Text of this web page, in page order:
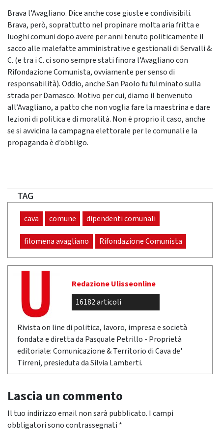
Brava l’Avagliano. Dice anche cose giuste e condivisibili.
Brava, però, soprattutto nel propinare molta aria fritta e
luoghi comuni dopo avere per anni tenuto politicamente il
sacco alle malefatte amministrative e gestionali di Servalli &
C. (e tra i C. ci sono sempre stati finora l’Avagliano con
Rifondazione Comunista, ovviamente per senso di
responsabilità). Oddio, anche San Paolo fu fulminato sulla
strada per Damasco. Motivo per cui, diamo il benvenuto
all’Avagliano, a patto che non voglia fare la maestrina e dare
lezioni di politica e di moralità. Non è proprio il caso, anche
se si avvicina la campagna elettorale per le comunali e la
propaganda è d’obbligo.
TAG
cava comune dipendenti comunali
filomena avagliano Rifondazione Comunista
Redazione Ulisseonline
16182 articoli
Rivista on line di politica, lavoro, impresa e società
fondata e diretta da Pasquale Petrillo - Proprietà
editoriale: Comunicazione & Territorio di Cava de'
Tirreni, presieduta da Silvia Lamberti.
Lascia un commento
Il tuo indirizzo email non sarà pubblicato. I campi
obbligatori sono contrassegnati *